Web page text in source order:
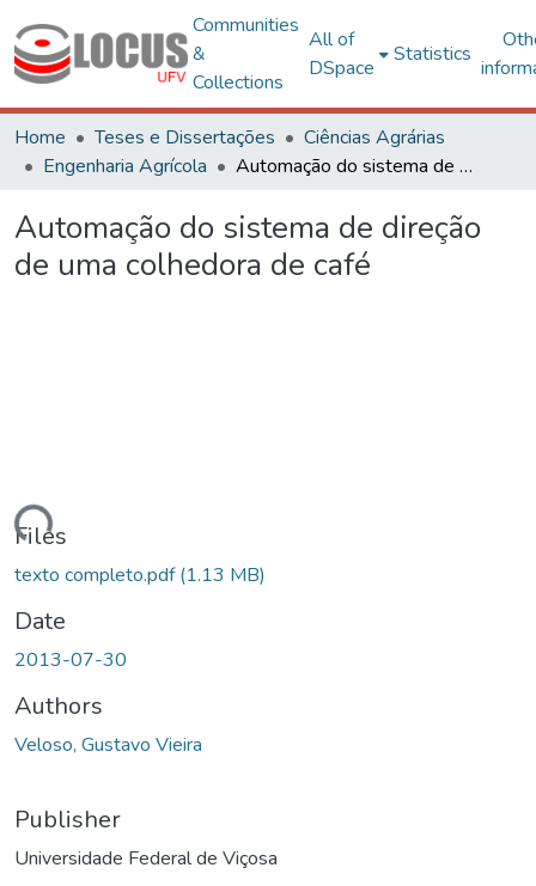
Communities
&
Collections
All of
DSpace
Statistics
Home Teses e Dissertações
Ciências Agrárias
Engenharia Agrícola
Automação do sistema de direção de uma colhedora de café
Automação do sistema de direção
de uma colhedora de café
Files
texto completo.pdf(1.13 MB)
Date
2013-07-30
Authors
Veloso, Gustavo Vieira
Publisher
Universidade Federal de Viçosa